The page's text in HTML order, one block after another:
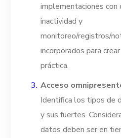
implementaciones con
inactividad y
monitoreo/registros/
incorporados para
práctica.
Acceso
Identifica los tipos de
y sus fuertes.
datos deben ser en